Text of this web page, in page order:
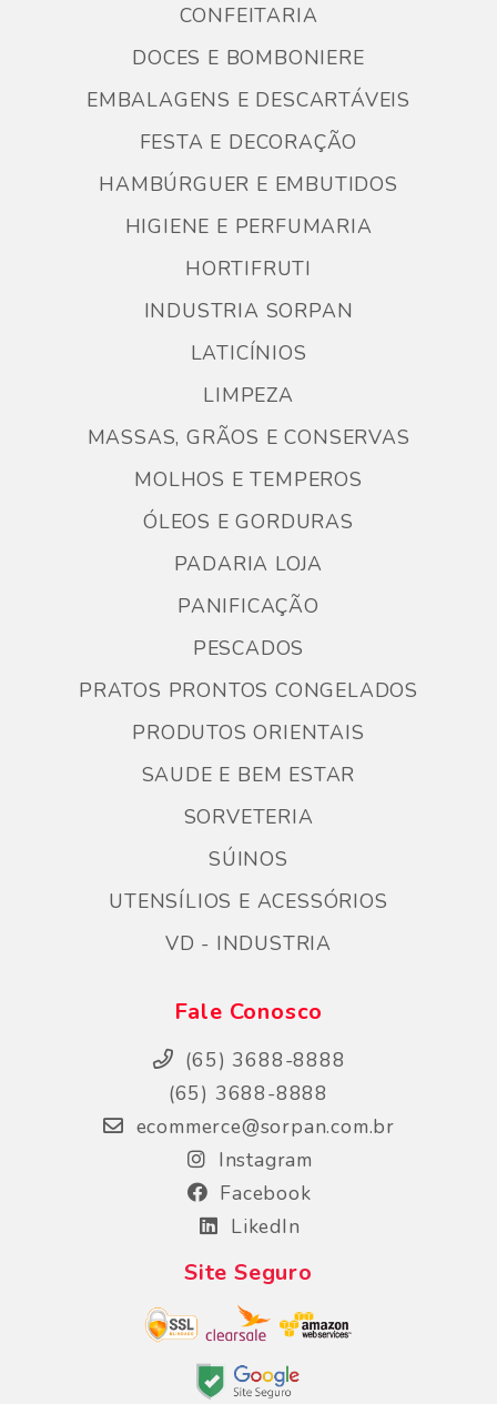
CONFEITARIA
DOCES E BOMBONIERE
EMBALAGENS E DESCARTÁVEIS
FESTA E DECORAÇÃO
HAMBÚRGUER E EMBUTIDOS
HIGIENE E PERFUMARIA
HORTIFRUTI
INDUSTRIA SORPAN
LATICÍNIOS
LIMPEZA
MASSAS, GRÃOS E CONSERVAS
MOLHOS E TEMPEROS
ÓLEOS E GORDURAS
PADARIA LOJA
PANIFICAÇÃO
PESCADOS
PRATOS PRONTOS CONGELADOS
PRODUTOS ORIENTAIS
SAUDE E BEM ESTAR
SORVETERIA
SÚINOS
UTENSÍLIOS E ACESSÓRIOS
VD - INDUSTRIA
Fale Conosco
(65) 3688-8888
(65) 3688-8888
ecommerce@sorpan.com.br
Instagram
Facebook
LikedIn
Site Seguro